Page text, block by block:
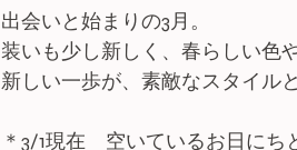
出会いと始まりの3月。
装いも少し新しく、春らしい色
新しい一歩が、素敵なスタイル
＊3/1現在　空いているお日にち